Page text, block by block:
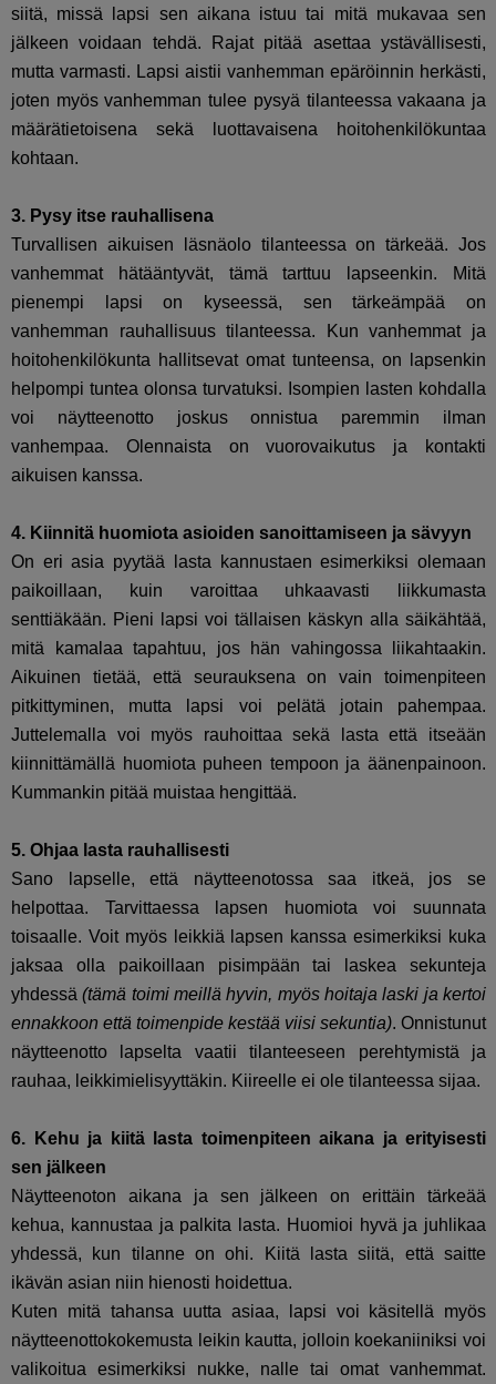
siitä, missä lapsi sen aikana istuu tai mitä mukavaa sen
jälkeen voidaan tehdä. Rajat pitää asettaa ystävällisesti,
mutta varmasti. Lapsi aistii vanhemman epäröinnin herkästi,
joten myös vanhemman tulee pysyä tilanteessa vakaana ja
määrätietoisena sekä luottavaisena hoitohenkilökuntaa
kohtaan.
3. Pysy itse rauhallisena
Turvallisen aikuisen läsnäolo tilanteessa on tärkeää. Jos
vanhemmat hätääntyvät, tämä tarttuu lapseenkin. Mitä
pienempi lapsi on kyseessä, sen tärkeämpää on
vanhemman rauhallisuus tilanteessa. Kun vanhemmat ja
hoitohenkilökunta hallitsevat omat tunteensa, on lapsenkin
helpompi tuntea olonsa turvatuksi. Isompien lasten kohdalla
voi näytteenotto joskus onnistua paremmin ilman
vanhempaa. Olennaista on vuorovaikutus ja kontakti
aikuisen kanssa.
4. Kiinnitä huomiota asioiden sanoittamiseen ja sävyyn
On eri asia pyytää lasta kannustaen esimerkiksi olemaan
paikoillaan, kuin varoittaa uhkaavasti liikkumasta
senttiäkään. Pieni lapsi voi tällaisen käskyn alla säikähtää,
mitä kamalaa tapahtuu, jos hän vahingossa liikahtaakin.
Aikuinen tietää, että seurauksena on vain toimenpiteen
pitkittyminen, mutta lapsi voi pelätä jotain pahempaa.
Juttelemalla voi myös rauhoittaa sekä lasta että itseään
kiinnittämällä huomiota puheen tempoon ja äänenpainoon.
Kummankin pitää muistaa hengittää.
5. Ohjaa lasta rauhallisesti
Sano lapselle, että näytteenotossa saa itkeä, jos se
helpottaa. Tarvittaessa lapsen huomiota voi suunnata
toisaalle. Voit myös leikkiä lapsen kanssa esimerkiksi kuka
jaksaa olla paikoillaan pisimpään tai laskea sekunteja
yhdessä(tämä toimi meillä hyvin, myös hoitaja laski ja kertoi
ennakkoon että toimenpide kestää viisi sekuntia). Onnistunut
näytteenotto lapselta vaatii tilanteeseen perehtymistä ja
rauhaa, leikkimielisyyttäkin. Kiireelle ei ole tilanteessa sijaa.
6. Kehu ja kiitä lasta toimenpiteen aikana ja erityisesti
sen jälkeen
Näytteenoton aikana ja sen jälkeen on erittäin tärkeää
kehua, kannustaa ja palkita lasta. Huomioi hyvä ja juhlikaa
yhdessä, kun tilanne on ohi. Kiitä lasta siitä, että saitte
ikävän asian niin hienosti hoidettua.
Kuten mitä tahansa uutta asiaa, lapsi voi käsitellä myös
näytteenottokokemusta leikin kautta, jolloin koekaniiniksi voi
valikoitua esimerkiksi nukke, nalle tai omat vanhemmat.